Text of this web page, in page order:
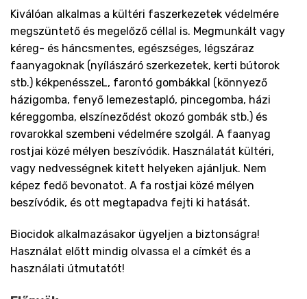
Kiválóan alkalmas a kültéri faszerkezetek védelmére
megszüntető és megelőző céllal is. Megmunkált vagy
kéreg- és háncsmentes, egészséges, légszáraz
faanyagoknak (nyílászáró szerkezetek, kerti bútorok
stb.) kékpenésszeL, farontó gombákkal (könnyező
házigomba, fenyő lemezestapló, pincegomba, házi
kéreggomba, elszíneződést okozó gombák stb.) és
rovarokkal szembeni védelmére szolgál. A faanyag
rostjai közé mélyen beszívódik. Használatát kültéri,
vagy nedvességnek kitett helyeken ajánljuk. Nem
képez fedő bevonatot. A fa rostjai közé mélyen
beszívódik, és ott megtapadva fejti ki hatását.
Biocidok alkalmazásakor ügyeljen a biztonságra!
Használat előtt mindig olvassa el a címkét és a
használati útmutatót!